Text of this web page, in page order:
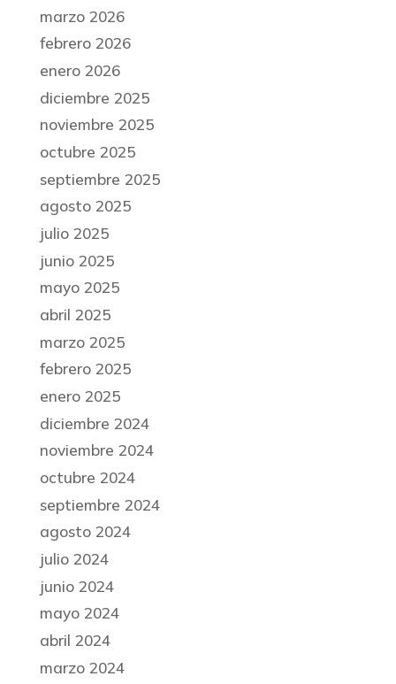
marzo 2026
febrero 2026
enero 2026
diciembre 2025
noviembre 2025
octubre 2025
septiembre 2025
agosto 2025
julio 2025
junio 2025
mayo 2025
abril 2025
marzo 2025
febrero 2025
enero 2025
diciembre 2024
noviembre 2024
octubre 2024
septiembre 2024
agosto 2024
julio 2024
junio 2024
mayo 2024
abril 2024
marzo 2024